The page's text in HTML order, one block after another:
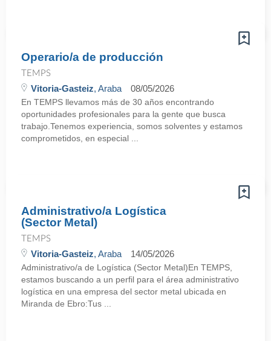
Operario/a de producción
TEMPS
Vitoria-Gasteiz, Araba 08/05/2026
En TEMPS llevamos más de 30 años encontrando
oportunidades profesionales para la gente que busca
trabajo.Tenemos experiencia, somos solventes y estamos
comprometidos, en especial ...
Administrativo/a Logística
(Sector Metal)
TEMPS
Vitoria-Gasteiz, Araba 14/05/2026
Administrativo/a de Logística (Sector Metal)En TEMPS,
estamos buscando a un perfil para el área administrativo
logística en una empresa del sector metal ubicada en
Miranda de Ebro:Tus ...